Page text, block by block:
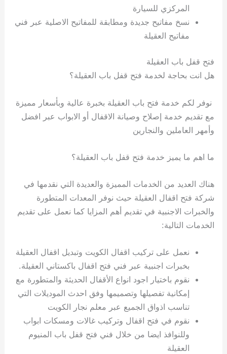
المركزي للسيارة
نسخ مفاتيح جديدة ومطابقة للمفاتيح الاصلية عبر فني
مفاتيح العقيلة
فتح قفل باب العقيلة
هل انت بحاجة لخدمة فتح قفل باب العقيلة؟
نوفر لكم خدمة فتح باب العقيلة بخبرة عالية وبأسعار مميزة
مع تقديم خدمة إصلاح وصيانة الاقفال أو الابواب عبر افضل
وأمهر العاملين والنجارين
ما اهم ما يميز خدمة فتح قفل باب العقيلة؟
هناك العديد من الخدمات المميزة والعديدة التي نقدمها في
شركة فتح اقفال العقيلة حيث نوفر المعدات المتطورة
والخبرات الاجنبية في تقديم أهم المزايا كما نعمل على تقديم
الخدمات التالية:
نعمل على تركيب اقفال الكويت وتبديل اقفال العقيلة
بخبرات اجنبية عبر فني فتح اقفال باكستاني العقيلة.
نقوم باختيار اجود انواع الأقفال الحديثة والمتطورة مع
إمكانية تفصيلها وتصميمها وفق احدث الموديلات التي
تناسب اذواق الجميع عبر معلم نجار الكويت
نقوم في فتح اقفال وتركيب غالات ومسكات ابواب
وللنوافذ ايضا من خلال فني فتح قفل باب المنيوم
العقيلة